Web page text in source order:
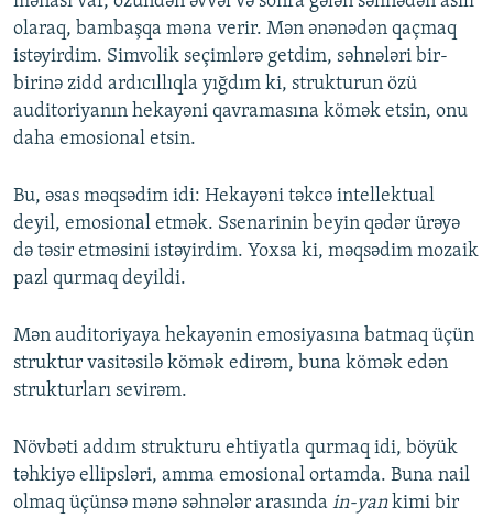
olaraq, bambaşqa məna verir. Mən ənənədən qaçmaq
istəyirdim. Simvolik seçimlərə getdim, səhnələri bir-
birinə zidd ardıcıllıqla yığdım ki, strukturun özü
auditoriyanın hekayəni qavramasına kömək etsin, onu
daha emosional etsin.
Bu, əsas məqsədim idi: Hekayəni təkcə intellektual
deyil, emosional etmək. Ssenarinin beyin qədər ürəyə
də təsir etməsini istəyirdim. Yoxsa ki, məqsədim mozaik
pazl qurmaq deyildi.
Mən auditoriyaya hekayənin emosiyasına batmaq üçün
struktur vasitəsilə kömək edirəm, buna kömək edən
strukturları sevirəm.
Növbəti addım strukturu ehtiyatla qurmaq idi, böyük
təhkiyə ellipsləri, amma emosional ortamda. Buna nail
olmaq üçünsə mənə səhnələr arasında in-yankimi bir